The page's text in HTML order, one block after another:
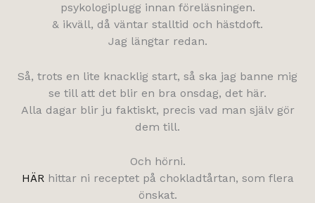
psykologiplugg innan föreläsningen.
& ikväll, då väntar stalltid och hästdoft.
Jag längtar redan.
Så, trots en lite knacklig start, så ska jag banne mig
se till att det blir en bra onsdag, det här.
Alla dagar blir ju faktiskt, precis vad man själv gör
dem till.
Och hörni.
HÄRhittar ni receptet på chokladtårtan, som flera
önskat.